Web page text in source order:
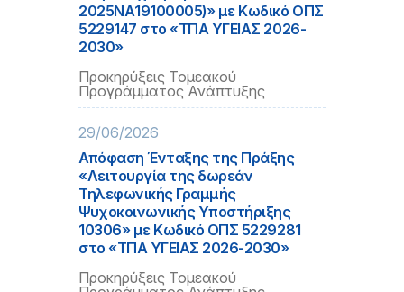
2025ΝΑ19100005)» με Κωδικό ΟΠΣ
5229147 στο «ΤΠΑ ΥΓΕΙΑΣ 2026-
2030»
Προκηρύξεις Τομεακού
Προγράμματος Ανάπτυξης
29/06/2026
Απόφαση Ένταξης της Πράξης
«Λειτουργία της δωρεάν
Τηλεφωνικής Γραμμής
Ψυχοκοινωνικής Υποστήριξης
10306» με Κωδικό ΟΠΣ 5229281
στο «ΤΠΑ ΥΓΕΙΑΣ 2026-2030»
Προκηρύξεις Τομεακού